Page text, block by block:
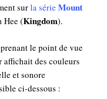
surla série Mount
Hee (Kingdom).
le point de vue
affichait des couleurs
et sonore
ci-dessous :